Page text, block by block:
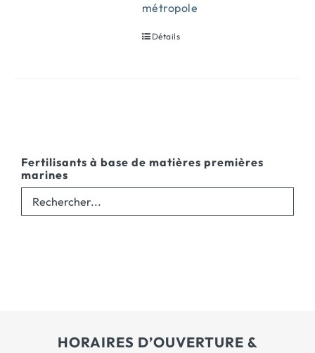
métropole
Détails
Fertilisants à base de matières premières
marines
HORAIRES D’OUVERTURE &